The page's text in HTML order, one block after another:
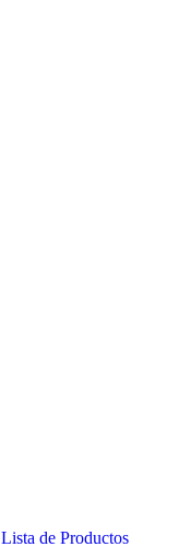
Lista de Productos